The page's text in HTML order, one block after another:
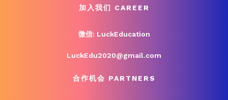
加入我们 CAREER
微信: LuckEducation
LuckEdu2020@gmail.com
合作机会 PARTNERS